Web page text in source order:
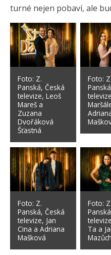
turné nejen pobaví, ale
Foto: Z.
Panská, Česká
televize, Leoš
Mareš a
Zuzana
Dvořáková
Šťastná
Foto: Z.
Foto: Z.
Panská, Česká
televize, Jan
Cina a Adriana
Mašková
Foto: Z.
Ta a
Mazůch